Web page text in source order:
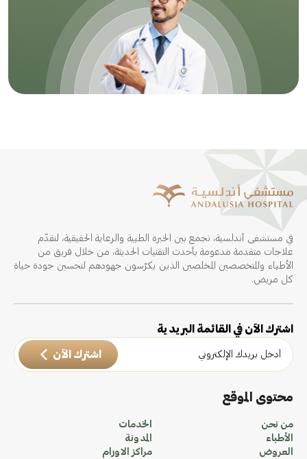
في مستشفى أندلسية، نجمع بين الخبرة الطبية والرعاية الحقيقية، لنقدّم
علاجات متقدمة مدعومة بأحدث التقنيات الحديثة، من خلال فريق من
الأطباء والمتخصصين المخلصين الذين يكرّسون جهودهم لتحسين جودة حياة
كل مريض.
اشترك الآن في القائمة البريدية
اشترك الآن
محتوى الموقع
من نحن
الأطباء
العروض
الخدمات
المدونة
مراكز الاورام